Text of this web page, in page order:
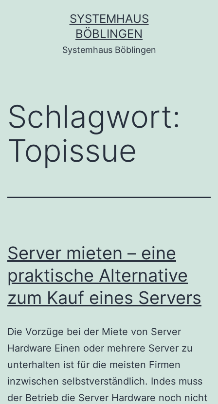
SYSTEMHAUS
BÖBLINGEN
Systemhaus Böblingen
Schlagwort:
Topissue
Server mieten – eine
praktische Alternative
zum Kauf eines Servers
Die Vorzüge bei der Miete von Server
Hardware Einen oder mehrere Server zu
unterhalten ist für die meisten Firmen
inzwischen selbstverständlich. Indes muss
der Betrieb die Server Hardware noch nicht